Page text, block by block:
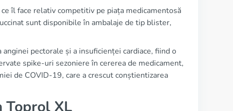
îl face relativ competitiv pe piața medicamentosă
sunt disponibile în ambalaje de tip blister,
pectorale și a insuficienței cardiace, fiind o
spike-uri sezoniere în cererea de medicament,
de COVID-19, care a crescut conștientizarea
Toprol XL